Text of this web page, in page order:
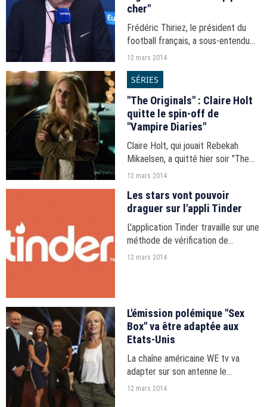
cher"
Frédéric Thiriez, le président du
football français, a sous-entendu
qu'il souhaitait obtenir plus de 750
de retransmission du championnat
de France...
12 mars 2014
SÉRIES
"The Originals" : Claire Holt
quitte le spin-off de
"Vampire Diaries"
Claire Holt, qui jouait Rebekah
Mikaelsen, a quitté hier soir "The
Originals", le spin-off de "Vampire
12 mars 2014
Les stars vont pouvoir
draguer sur l'appli Tinder
L'application Tinder travaille sur une
méthode de vérification de
l'identité des stars, semblable à
12 mars 2014
L'émission polémique "Sex
Box" va être adaptée aux
Etats-Unis
La chaîne américaine WE tv va
adapter sur son antenne le
programme britannique "Sex Box",
12 mars 2014